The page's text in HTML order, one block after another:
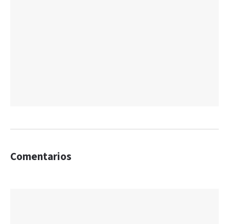
Comentarios